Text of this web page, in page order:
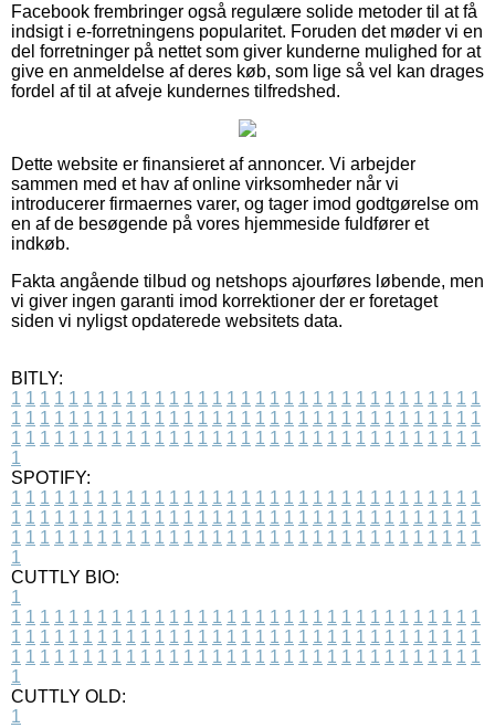
Facebook frembringer også regulære solide metoder til at få
indsigt i e-forretningens popularitet. Foruden det møder vi en
del forretninger på nettet som giver kunderne mulighed for at
give en anmeldelse af deres køb, som lige så vel kan drages
fordel af til at afveje kundernes tilfredshed.
Dette website er finansieret af annoncer. Vi arbejder
sammen med et hav af online virksomheder når vi
introducerer firmaernes varer, og tager imod godtgørelse om
en af de besøgende på vores hjemmeside fuldfører et
indkøb.
Fakta angående tilbud og netshops ajourføres løbende, men
vi giver ingen garanti imod korrektioner der er foretaget
siden vi nyligst opdaterede websitets data.
BITLY:
1 1 1 1 1 1 1 1 1 1 1 1 1 1 1 1 1 1 1 1 1 1 1 1 1 1 1 1 1 1 1 1 1
1 1 1 1 1 1 1 1 1 1 1 1 1 1 1 1 1 1 1 1 1 1 1 1 1 1 1 1 1 1 1 1 1
1 1 1 1 1 1 1 1 1 1 1 1 1 1 1 1 1 1 1 1 1 1 1 1 1 1 1 1 1 1 1 1 1
1
SPOTIFY:
1 1 1 1 1 1 1 1 1 1 1 1 1 1 1 1 1 1 1 1 1 1 1 1 1 1 1 1 1 1 1 1 1
1 1 1 1 1 1 1 1 1 1 1 1 1 1 1 1 1 1 1 1 1 1 1 1 1 1 1 1 1 1 1 1 1
1 1 1 1 1 1 1 1 1 1 1 1 1 1 1 1 1 1 1 1 1 1 1 1 1 1 1 1 1 1 1 1 1
1
CUTTLY BIO:
1
1 1 1 1 1 1 1 1 1 1 1 1 1 1 1 1 1 1 1 1 1 1 1 1 1 1 1 1 1 1 1 1 1
1 1 1 1 1 1 1 1 1 1 1 1 1 1 1 1 1 1 1 1 1 1 1 1 1 1 1 1 1 1 1 1 1
1 1 1 1 1 1 1 1 1 1 1 1 1 1 1 1 1 1 1 1 1 1 1 1 1 1 1 1 1 1 1 1 1
1
CUTTLY OLD:
1